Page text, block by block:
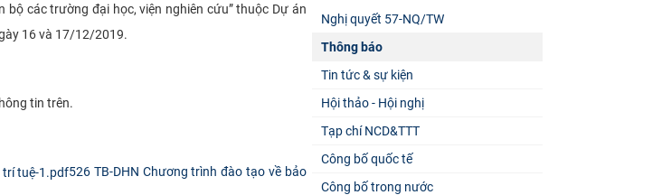
các trường đại học, viện nghiên cứu” thuộc Dự án
16 và 17/12/2019.
tin trên.
526 TB-DHN Chương trình đào tạo về bảo
Nghị quyết 57-NQ/TW
Thông báo
Tin tức & sự kiện
Hội thảo - Hội nghị
Tạp chí NCD&TTT
Công bố quốc tế
Công bố trong nước